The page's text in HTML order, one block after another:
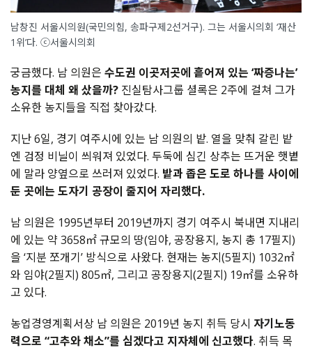
남창진 서울시의원(국민의힘, 송파구제2선거구). 그는 서울시의회 ‘재산
1위’다. ⓒ서울시의회
궁금했다. 남 의원은 수도권 이곳저곳에 흩어져 있는 ‘짜증나는’
농지를 대체 왜 샀을까? 진실탐사그룹 셜록은 2주에 걸쳐 그가
소유한 농지들을 직접 찾아갔다.
지난 6일, 경기 여주시에 있는 남 의원의 밭. 열을 맞춰 갈린 밭
엔 검정 비닐이 씌워져 있었다. 두둑에 심긴 상추는 뜨거운 햇볕
에 말라 양옆으로 쓰러져 있었다. 밭과 좁은 도로 하나를 사이에
둔 곳에는 도자기 공장이 줄지어 자리했다.
남 의원은 1995년부터 2019년까지 경기 여주시 북내면 지내리
에 있는 약 3658㎡ 규모의 땅(임야, 공장용지, 농지 총 17필지)
을 ‘지분 쪼개기’ 방식으로 사왔다. 현재는 농지(5필지) 1032㎡
와 임야(2필지) 805㎡, 그리고 공장용지(2필지) 19㎡를 소유하
고 있다.
농업경영계획서상 남 의원은 2019년 농지 취득 당시 자기노동
력으로 “고추와 채소”를 심겠다고 지자체에 신고했다. 취득 목